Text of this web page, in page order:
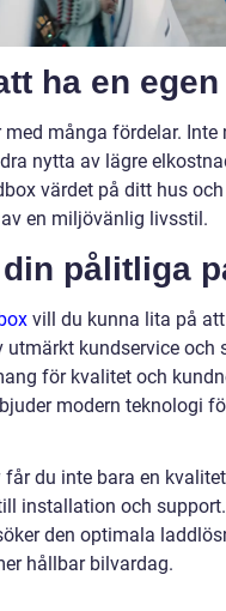
ha en
många fördelar.
nytta av lägre
värdet på ditt hus
en miljövänlig livsstil.
din pålitliga
vill du kunna lita på
kundservice
för kvalitet och
modern teknologi
får du inte bara en
installation och
den optimala
hållbar bilvardag.